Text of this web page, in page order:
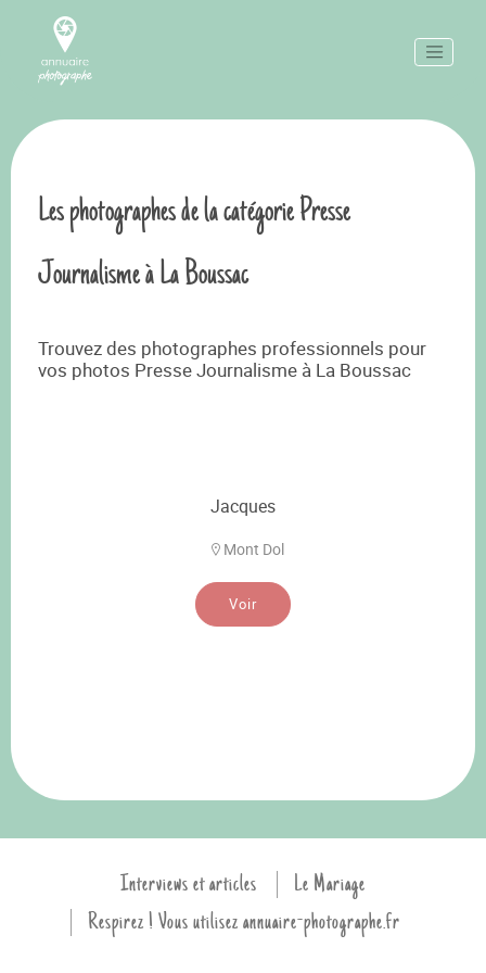
Les photographes de la catégorie Presse
Journalisme à La Boussac
Trouvez des photographes professionnels pour
vos photos Presse Journalisme à La Boussac
Jacques
Mont Dol
Voir
Interviews et articles
Le Mariage
Respirez ! Vous utilisez annuaire-photographe.fr